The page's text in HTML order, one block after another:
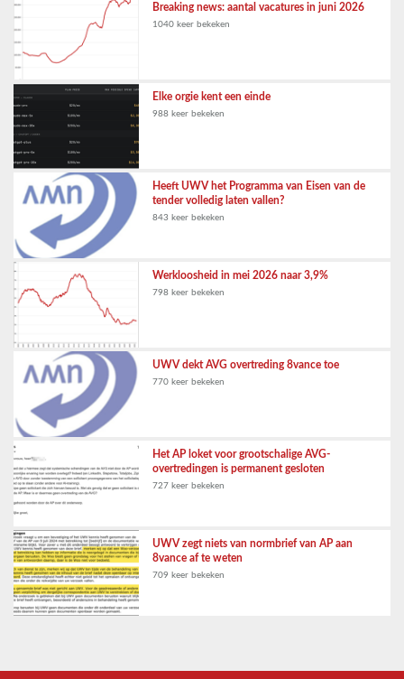
Breaking news: aantal vacatures in juni 2026
1040 keer bekeken
Elke orgie kent een einde
988 keer bekeken
Heeft UWV het Programma van Eisen van de
tender volledig laten vallen?
843 keer bekeken
Werkloosheid in mei 2026 naar 3,9%
798 keer bekeken
UWV dekt AVG overtreding 8vance toe
770 keer bekeken
Het AP loket voor grootschalige AVG-
overtredingen is permanent gesloten
727 keer bekeken
UWV zegt niets van normbrief van AP aan
8vance af te weten
709 keer bekeken